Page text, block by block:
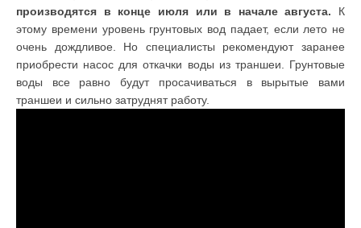
производятся в конце июля или в начале августа. К
этому времени уровень грунтовых вод падает, если лето не
очень дождливое. Но специалисты рекомендуют заранее
приобрести насос для откачки воды из траншеи. Грунтовые
воды все равно будут просачиваться в вырытые вами
траншеи и сильно затруднят работу.